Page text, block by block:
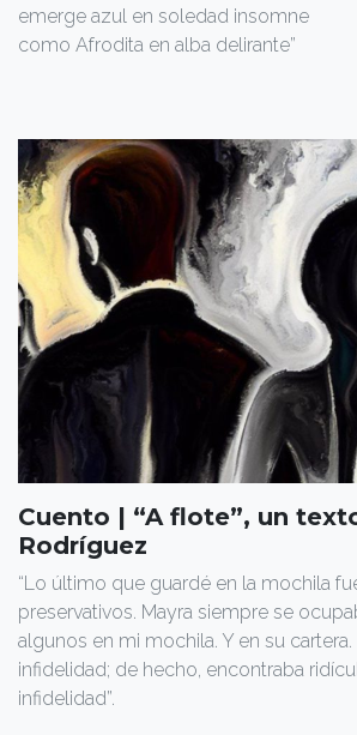
emerge azul en soledad insomne
como Afrodita en alba delirante”
Cuento | “A flote”, un
Rodríguez
“Lo último que guardé en la mochila
preserva­tivos. Mayra siempre se
algunos en mi mochila. Y en su
infidelidad; de he­cho, encontraba
infidelidad”.